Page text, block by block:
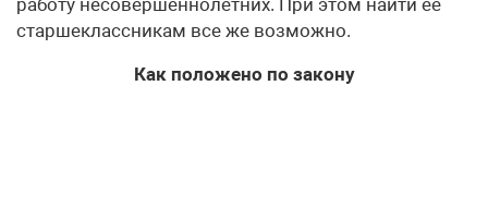
старшеклассникам все же возможно.
Как положено по закону